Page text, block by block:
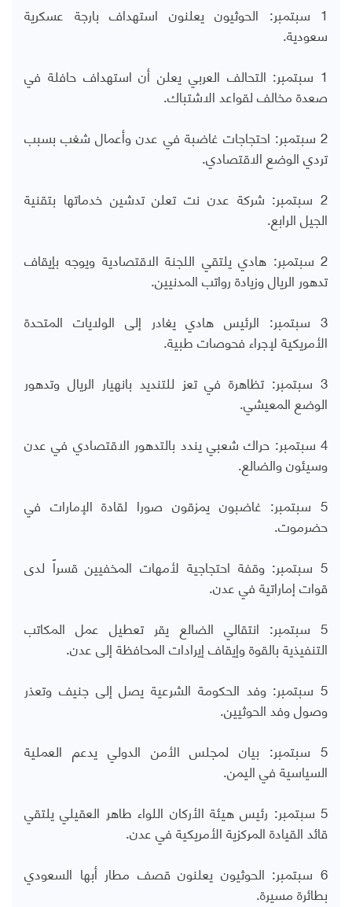
1 سبتمبر: الحوثيون يعلنون استهداف بارجة عسكرية
سعودية.
1 سبتمبر: التحالف العربي يعلن أن استهداف حافلة في
صعدة مخالف لقواعد الاشتباك.
2 سبتمبر: احتجاجات غاضبة في عدن وأعمال شغب بسبب
تردي الوضع الاقتصادي.
2 سبتمبر: شركة عدن نت تعلن تدشين خدماتها بتقنية
الجيل الرابع.
2 سبتمبر: هادي يلتقي اللجنة الاقتصادية ويوجه بإيقاف
تدهور الريال وزيادة رواتب المدنيين.
3 سبتمبر: الرئيس هادي يغادر إلى الولايات المتحدة
الأمريكية لإجراء فحوصات طبية.
3 سبتمبر: تظاهرة في تعز للتنديد بانهيار الريال وتدهور
الوضع المعيشي.
4 سبتمبر: حراك شعبي يندد بالتدهور الاقتصادي في عدن
وسيئون والضالع.
5 سبتمبر: غاضبون يمزقون صورا لقادة الإمارات في
حضرموت.
5 سبتمبر: وقفة احتجاجية لأمهات المخفيين قسراً لدى
قوات إماراتية في عدن.
5 سبتمبر: انتقالي الضالع يقر تعطيل عمل المكاتب
التنفيذية بالقوة وإيقاف إيرادات المحافظة إلى عدن.
5 سبتمبر: وفد الحكومة الشرعية يصل إلى جنيف وتعذر
وصول وفد الحوثيين.
5 سبتمبر: بيان لمجلس الأمن الدولي يدعم العملية
السياسية في اليمن.
5 سبتمبر: رئيس هيئة الأركان اللواء طاهر العقيلي يلتقي
قائد القيادة المركزية الأمريكية في عدن.
6 سبتمبر: الحوثيون يعلنون قصف مطار أبها السعودي
بطائرة مسيرة.